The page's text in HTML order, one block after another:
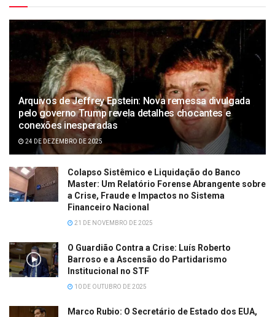
Arquivos de Jeffrey Epstein: Nova remessa divulgada
pelo governo Trump revela detalhes chocantes e
conexões inesperadas
24 DE DEZEMBRO DE 2025
Colapso Sistêmico e Liquidação do Banco
Master: Um Relatório Forense Abrangente sobre
a Crise, Fraude e Impactos no Sistema
Financeiro Nacional
21 DE NOVEMBRO DE 2025
O Guardião Contra a Crise: Luís Roberto
Barroso e a Ascensão do Partidarismo
Institucional no STF
10 DE OUTUBRO DE 2025
Marco Rubio: O Secretário de Estado dos EUA,